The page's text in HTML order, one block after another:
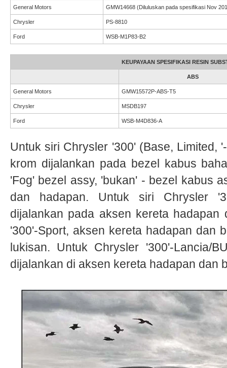
General Motors GMW14668 (Diluluskan pada spesifikasi Nov
Chrysler PS-8810
Ford WSB-M1P83-B2
KEUPAYAAN SPESIFIKASI RESIN
ABS
General Motors GMW15572P-ABS-T5
Chrysler MSDB197
Ford WSB-M4D836-A
Untuk siri Chrysler '300' (Base, Limited,
krom dijalankan pada bezel kabus
'Fog' bezel assy, ​​'bukan' - bezel kabus
dan hadapan. Untuk siri Chrysler
dijalankan pada aksen kereta hadapan
'300'-Sport, aksen kereta hadapan dan
lukisan. Untuk Chrysler '300'-Lancia/
dijalankan di aksen kereta hadapan dan